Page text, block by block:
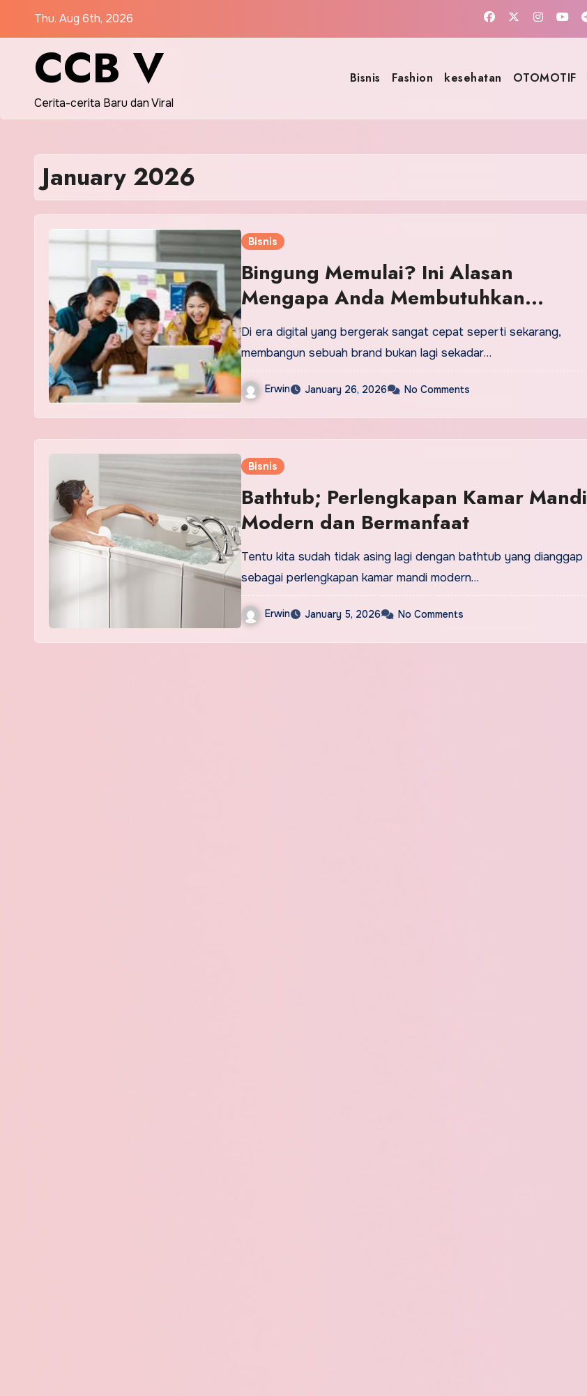
Thu. Aug 6th, 2026
CCB V
Cerita-cerita Baru dan Viral
Bisnis Fashion kesehatan OTOMOTIF
January 2026
Bisnis
Bingung Memulai? Ini Alasan
Mengapa Anda Membutuhkan
Partner Agensi Content Marketing
Profesional
Di era digital yang bergerak sangat cepat seperti sekarang,
membangun sebuah brand bukan lagi sekadar…
Erwin January 26, 2026 No Comments
Bisnis
Bathtub; Perlengkapan Kamar Mandi
Modern dan Bermanfaat
Tentu kita sudah tidak asing lagi dengan bathtub yang dianggap
sebagai perlengkapan kamar mandi modern…
Erwin January 5, 2026 No Comments